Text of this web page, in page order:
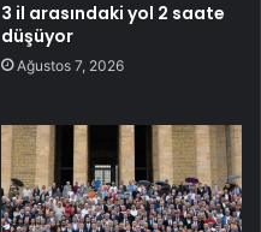
3 il arasındaki yol 2 saate
düşüyor
Ağustos 7, 2026